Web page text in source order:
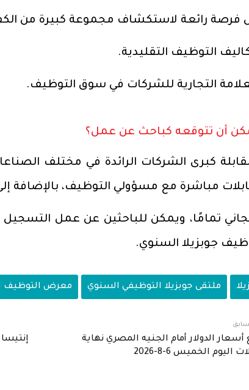
رائعة لاستكشاف مجموعة كبيرة من
التوظيف التقليدية.
التجارية للشركات في سوق التوظيف.
أن تتوقعه كباحث عن عمل؟
كبرى الشركات الرائدة في مختلف
مباشرة مع مسؤولي التوظيف،
تمامًا، ويمكن للباحثين عن عمل التسجيل
جوبزيلا السنوي.
ملتقى جوبزيلا التوظيفي السنوي معرض التوظيف
أسعار الدولار أمام الجنيه المصري نهاية
اليوم الخميس 6-8-2026